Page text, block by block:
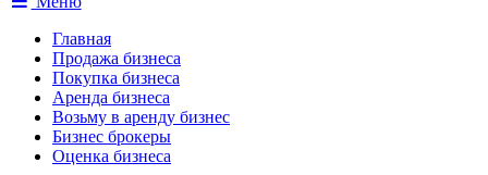
Главная
Продажа бизнеса
Покупка бизнеса
Аренда бизнеса
Возьму в аренду бизнес
Бизнес брокеры
Оценка бизнеса